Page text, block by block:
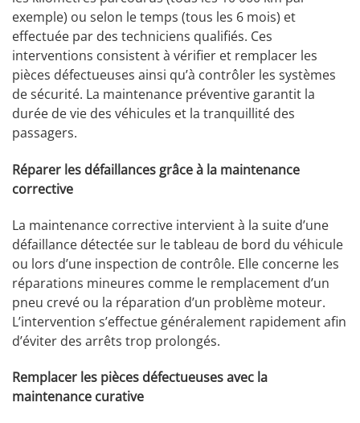
exemple) ou selon le temps (tous les 6 mois) et
effectuée par des techniciens qualifiés. Ces
interventions consistent à vérifier et remplacer les
pièces défectueuses ainsi qu’à contrôler les systèmes
de sécurité. La maintenance préventive garantit la
durée de vie des véhicules et la tranquillité des
passagers.
Réparer les défaillances grâce à la maintenance
corrective
La maintenance corrective intervient à la suite d’une
défaillance détectée sur le tableau de bord du véhicule
ou lors d’une inspection de contrôle. Elle concerne les
réparations mineures comme le remplacement d’un
pneu crevé ou la réparation d’un problème moteur.
L’intervention s’effectue généralement rapidement afin
d’éviter des arrêts trop prolongés.
Remplacer les pièces défectueuses avec la
maintenance curative